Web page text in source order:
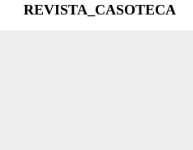
REVISTA_CASOTECA